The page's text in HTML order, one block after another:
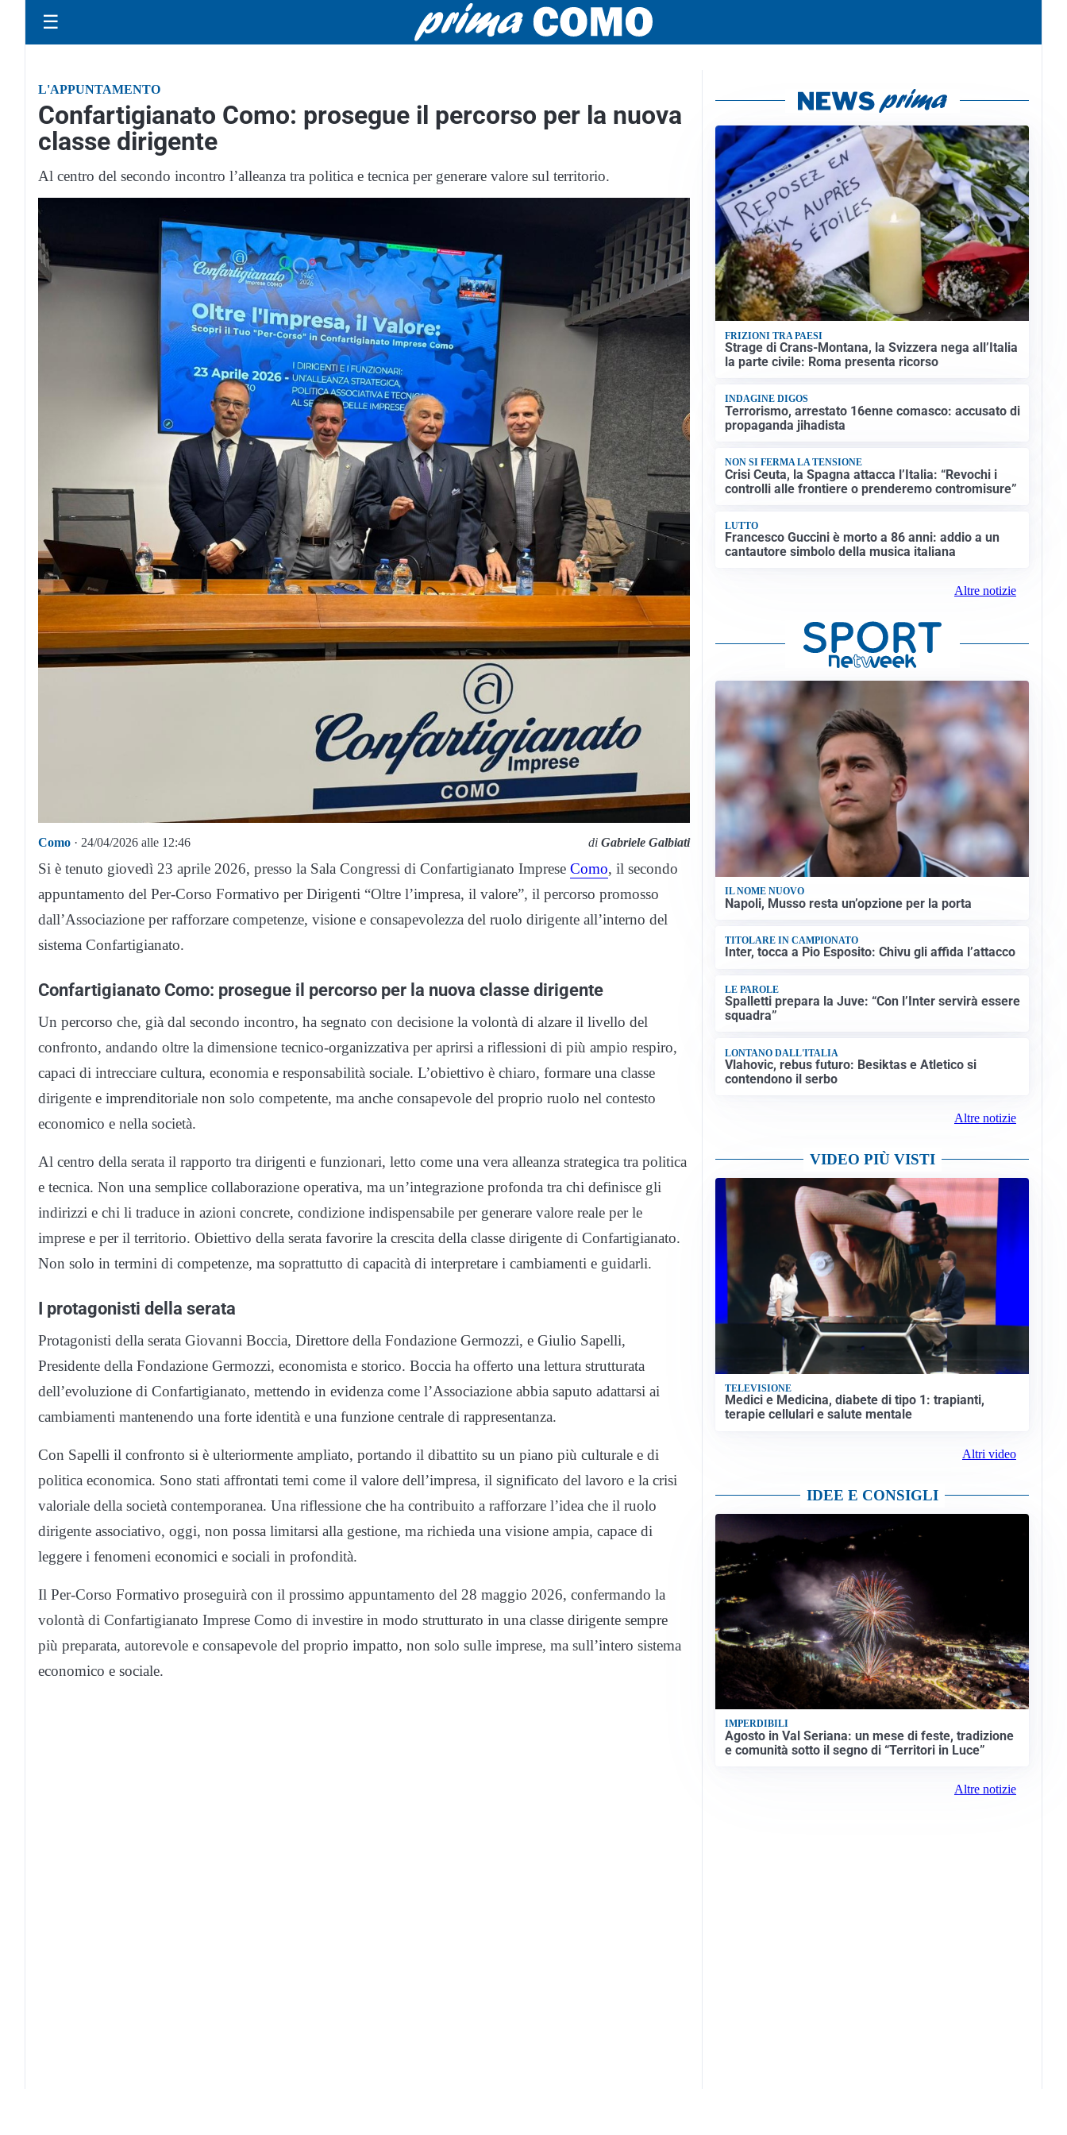
☰
L'APPUNTAMENTO
Confartigianato Como: prosegue il percorso per la nuova
classe dirigente
Al centro del secondo incontro l’alleanza tra politica e tecnica per generare valore sul territorio.
Como · 24/04/2026 alle 12:46 diGabriele Galbiati
Si è tenuto giovedì 23 aprile 2026, presso la Sala Congressi di Confartigianato Imprese Como, il secondo
appuntamento del Per-Corso Formativo per Dirigenti “Oltre l’impresa, il valore”, il percorso promosso
dall’Associazione per rafforzare competenze, visione e consapevolezza del ruolo dirigente all’interno del
sistema Confartigianato.
Confartigianato Como: prosegue il percorso per la nuova classe dirigente
Un percorso che, già dal secondo incontro, ha segnato con decisione la volontà di alzare il livello del
confronto, andando oltre la dimensione tecnico-organizzativa per aprirsi a riflessioni di più ampio respiro,
capaci di intrecciare cultura, economia e responsabilità sociale. L’obiettivo è chiaro, formare una classe
dirigente e imprenditoriale non solo competente, ma anche consapevole del proprio ruolo nel contesto
economico e nella società.
Al centro della serata il rapporto tra dirigenti e funzionari, letto come una vera alleanza strategica tra politica
e tecnica. Non una semplice collaborazione operativa, ma un’integrazione profonda tra chi definisce gli
indirizzi e chi li traduce in azioni concrete, condizione indispensabile per generare valore reale per le
imprese e per il territorio. Obiettivo della serata favorire la crescita della classe dirigente di Confartigianato.
Non solo in termini di competenze, ma soprattutto di capacità di interpretare i cambiamenti e guidarli.
I protagonisti della serata
Protagonisti della serata Giovanni Boccia, Direttore della Fondazione Germozzi, e Giulio Sapelli,
Presidente della Fondazione Germozzi, economista e storico. Boccia ha offerto una lettura strutturata
dell’evoluzione di Confartigianato, mettendo in evidenza come l’Associazione abbia saputo adattarsi ai
cambiamenti mantenendo una forte identità e una funzione centrale di rappresentanza.
Con Sapelli il confronto si è ulteriormente ampliato, portando il dibattito su un piano più culturale e di
politica economica. Sono stati affrontati temi come il valore dell’impresa, il significato del lavoro e la crisi
valoriale della società contemporanea. Una riflessione che ha contribuito a rafforzare l’idea che il ruolo
dirigente associativo, oggi, non possa limitarsi alla gestione, ma richieda una visione ampia, capace di
leggere i fenomeni economici e sociali in profondità.
Il Per-Corso Formativo proseguirà con il prossimo appuntamento del 28 maggio 2026, confermando la
volontà di Confartigianato Imprese Como di investire in modo strutturato in una classe dirigente sempre
più preparata, autorevole e consapevole del proprio impatto, non solo sulle imprese, ma sull’intero sistema
economico e sociale.
FRIZIONI TRA PAESI
Strage di Crans-Montana, la Svizzera nega all’Italia
la parte civile: Roma presenta ricorso
INDAGINE DIGOS
Terrorismo, arrestato 16enne comasco: accusato di
propaganda jihadista
NON SI FERMA LA TENSIONE
Crisi Ceuta, la Spagna attacca l’Italia: “Revochi i
controlli alle frontiere o prenderemo contromisure”
LUTTO
Francesco Guccini è morto a 86 anni: addio a un
cantautore simbolo della musica italiana
Altre notizie
IL NOME NUOVO
Napoli, Musso resta un’opzione per la porta
TITOLARE IN CAMPIONATO
Inter, tocca a Pio Esposito: Chivu gli affida l’attacco
LE PAROLE
Spalletti prepara la Juve: “Con l’Inter servirà essere
squadra”
LONTANO DALL'ITALIA
Vlahovic, rebus futuro: Besiktas e Atletico si
contendono il serbo
Altre notizie
VIDEO PIÙ VISTI
TELEVISIONE
Medici e Medicina, diabete di tipo 1: trapianti,
terapie cellulari e salute mentale
Altri video
IDEE E CONSIGLI
IMPERDIBILI
Agosto in Val Seriana: un mese di feste, tradizione
e comunità sotto il segno di “Territori in Luce”
Altre notizie